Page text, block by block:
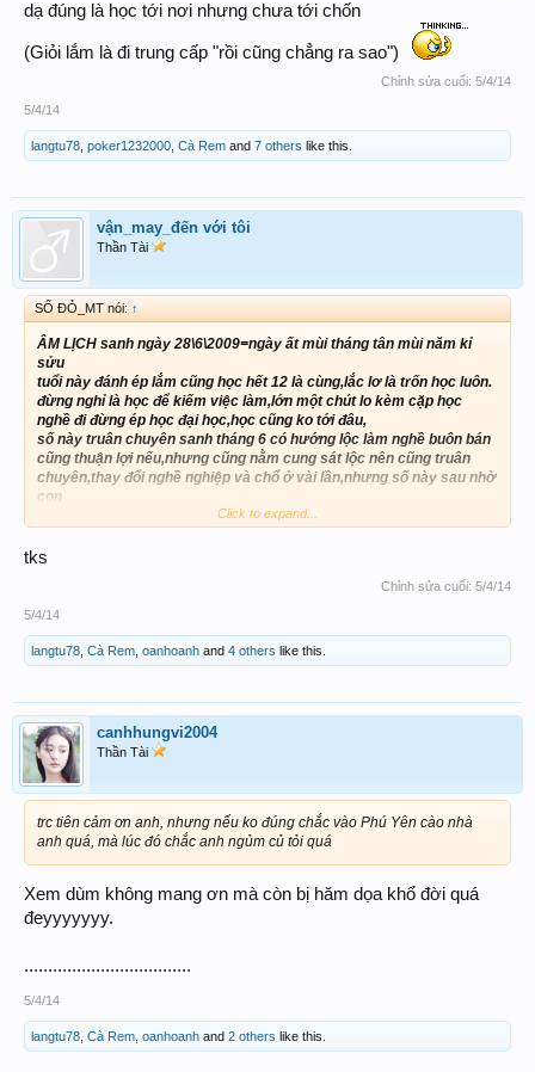
dạ đúng là học tới nơi nhưng chưa tới chốn
(Giỏi lắm là đi trung cấp "rồi cũng chẳng ra sao")
Chỉnh sửa cuối: 5/4/14
5/4/14
langtu78 poker1232000 Cà Rem and 7 others like this.
vận_may_đến với tôi
Thần Tài
SỐ ĐỎ_MT nói: ↑
ÂM LỊCH sanh ngày 28\6\2009=ngày ất mùi tháng tân mùi năm kỉ
sửu
tuổi này đánh ép lắm cũng học hết 12 là cùng,lắc lơ là trốn học luôn.
đừng nghỉ là học để kiếm việc làm,lớn một chút lo kèm cặp học
nghề đi đừng ép học đại học,học cũng ko tới đâu,
số này truân chuyên sanh tháng 6 có hướng lộc làm nghề buôn bán
cũng thuận lợi nếu,nhưng cũng nằm cung sát lộc nên cũng truân
chuyên,thay đổi nghề nghiệp và chổ ở vài lần,nhưng số này sau nhờ
con
Click to expand...
tks
Chỉnh sửa cuối: 5/4/14
5/4/14
langtu78 Cà Rem oanhoanh and 4 others like this.
canhhungvi2004
Thần Tài
trc tiên cảm ơn anh, nhưng nếu ko đúng chắc vào Phú Yên cào nhà
anh quá, mà lúc đó chắc anh ngủm củ tỏi quá
Xem dùm không mang ơn mà còn bị hăm dọa khổ đời quá
đeyyyyyyy.
...................................
5/4/14
langtu78, Cà Rem, oanhoanh and 2 others like this.